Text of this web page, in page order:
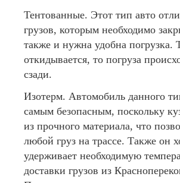
Тентованные. Этот тип авто
грузов, которым необходимо
также и нужна удобна погрузка.
откидывается, то погруза
сзади.
Изотерм. Автомобиль данного
самым безопасным, поскольку
из прочного материала, что
любой груз на трассе. Также он
удерживает необходимую
доставки грузов из